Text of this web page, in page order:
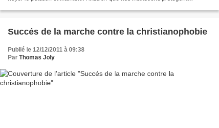
Succés de la marche contre la christianophobie
Publié le 12/12/2011 à 09:38
Par Thomas Joly